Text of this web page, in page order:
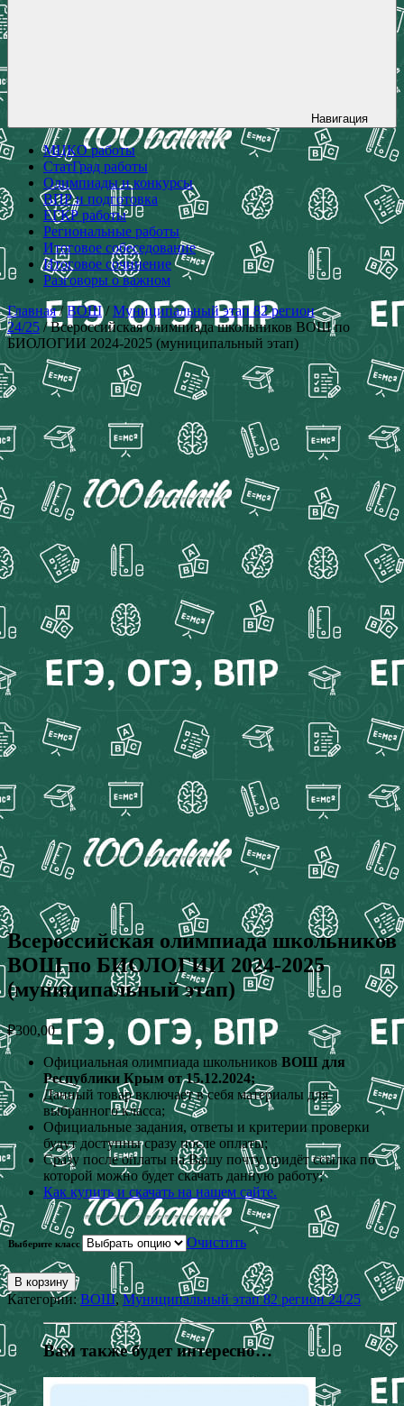
Навигация
МЦКО работы
СтатГрад работы
Олимпиады и конкурсы
ВПР и подготовка
ЕГКР работы
Региональные работы
Итоговое собеседование
Итоговое сочинение
Разговоры о важном
Главная/ВОШ/Муниципальный этап 82 регион
24/25 / Всероссийская олимпиада школьников ВОШ по
БИОЛОГИИ 2024-2025 (муниципальный этап)
Всероссийская олимпиада школьников
ВОШ по БИОЛОГИИ 2024-2025
(муниципальный этап)
₽300,00
Официальная олимпиада школьников ВОШ для
Республики Крым от 15.12.2024;
Данный товар включает в себя материалы для
выбранного класса;
Официальные задания, ответы и критерии проверки
будут доступны сразу после оплаты;
Сразу после оплаты на Вашу почту придёт ссылка по
которой можно будет скачать данную работу;
Как купить и скачать на нашем сайте.
Выберите класс Очистить
В корзину
Категории: ВОШ,Муниципальный этап 82 регион 24/25
Вам также будет интересно…